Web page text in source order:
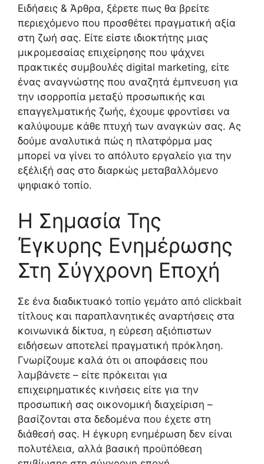
Ειδήσεις & Άρθρα, ξέρετε πως θα βρείτε
περιεχόμενο που προσθέτει πραγματική αξία
στη ζωή σας. Είτε είστε ιδιοκτήτης μιας
μικρομεσαίας επιχείρησης που ψάχνει
πρακτικές συμβουλές digital marketing, είτε
ένας αναγνώστης που αναζητά έμπνευση για
την ισορροπία μεταξύ προσωπικής και
επαγγελματικής ζωής, έχουμε φροντίσει να
καλύψουμε κάθε πτυχή των αναγκών σας. Ας
δούμε αναλυτικά πώς η πλατφόρμα μας
μπορεί να γίνει το απόλυτο εργαλείο για την
εξέλιξή σας στο διαρκώς μεταβαλλόμενο
ψηφιακό τοπίο.
Η Σημασία Της
Έγκυρης Ενημέρωσης
Στη Σύγχρονη Εποχή
Σε ένα διαδικτυακό τοπίο γεμάτο από clickbait
τίτλους και παραπλανητικές αναρτήσεις στα
κοινωνικά δίκτυα, η εύρεση αξιόπιστων
ειδήσεων αποτελεί πραγματική πρόκληση.
Γνωρίζουμε καλά ότι οι αποφάσεις που
λαμβάνετε – είτε πρόκειται για
επιχειρηματικές κινήσεις είτε για την
προσωπική σας οικονομική διαχείριση –
βασίζονται στα δεδομένα που έχετε στη
διάθεσή σας. Η έγκυρη ενημέρωση δεν είναι
πολυτέλεια, αλλά βασική προϋπόθεση